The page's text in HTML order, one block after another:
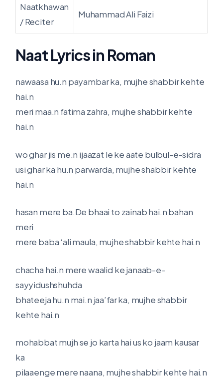
Naatkhawan
/ Reciter
Muhammad Ali Faizi
Naat Lyrics in Roman
nawaasa hu.n payambar ka, mujhe shabbir kehte
hai.n
meri maa.n fatima zahra, mujhe shabbir kehte
hai.n
wo ghar jis me.n ijaazat le ke aate bulbul-e-sidra
usi ghar ka hu.n parwarda, mujhe shabbir kehte
hai.n
hasan mere ba.De bhaai to zainab hai.n bahan
meri
mere baba ‘ali maula, mujhe shabbir kehte hai.n
chacha hai.n mere waalid ke janaab-e-
sayyidushshuhda
bhateeja hu.n mai.n jaa’far ka, mujhe shabbir
kehte hai.n
mohabbat mujh se jo karta hai us ko jaam kausar
ka
pilaaenge mere naana, mujhe shabbir kehte hai.n